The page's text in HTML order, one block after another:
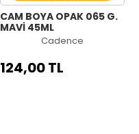
CAM BOYA OPAK 065 G.
MAVİ 45ML
Cadence
124,00 TL